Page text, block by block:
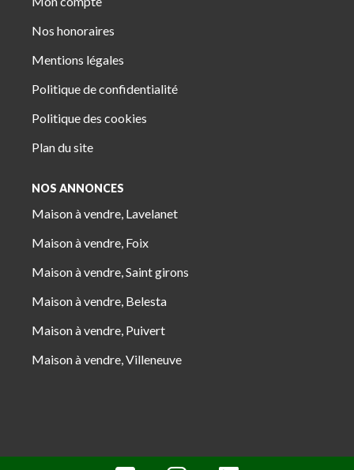
Nos honoraires
Mentions légales
Politique de confidentialité
Politique des cookies
Plan du site
NOS ANNONCES
Maison à vendre, Lavelanet
Maison à vendre, Foix
Maison à vendre, Saint girons
Maison à vendre, Belesta
Maison à vendre, Puivert
Maison à vendre, Villeneuve